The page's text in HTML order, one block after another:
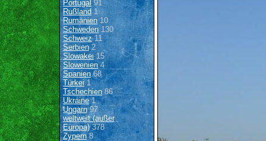
Portugal91
Rußland 1
Rumänien10
Schweden 130
Schweiz11
Serbien2
Slowakei15
Slowenien4
Spanien68
Türkei1
Tschechien 86
Ukraine1
Ungarn97
weltweit (außer
Europa)378
Zypern8